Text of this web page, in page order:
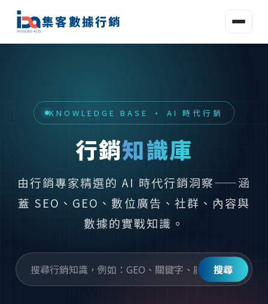
集客數據行銷
KNOWLEDGE BASE · AI 時代行銷
行銷知識庫
由行銷專家精選的 AI 時代行銷洞察——涵
蓋 SEO、GEO、數位廣告、社群、內容與
數據的實戰知識。
搜尋